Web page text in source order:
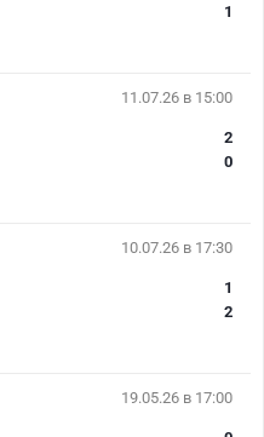
1
11.07.26 в 15:00
2
0
10.07.26 в 17:30
1
2
19.05.26 в 17:00